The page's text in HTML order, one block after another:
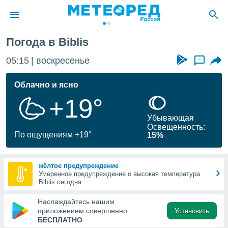
о
Вы можете
к этому
доступ
Погода в Biblis
05:15 воскресенье ...
Облачно и ясно
+19°
По ощущениям +19°
Убывающая
Освещенность:
15%
жёлтое предупреждение
Умеренное предупреждение о высокая температура
Biblis сегодня
Наслаждайтесь нашим
приложением совершенно
БЕСПЛАТНО
Установить